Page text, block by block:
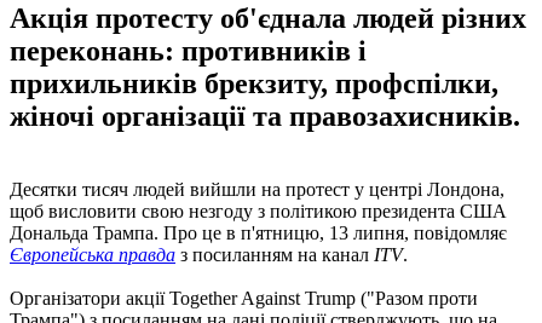
Акція протесту об'єднала людей різних
переконань: противників і
прихильників брекзиту, профспілки,
жіночі організації та правозахисників.
Десятки тисяч людей вийшли на протест у центрі Лондона,
щоб висловити свою незгоду з політикою президента США
Дональда Трампа. Про це в п'ятницю, 13 липня, повідомляє
Європейська правда з посиланням на канал ITV.
Організатори акції Together Against Trump ("Разом проти